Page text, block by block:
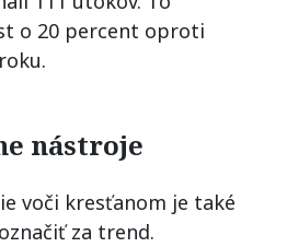
o 20 percent oproti
nástroje
voči kresťanom je také
za trend.